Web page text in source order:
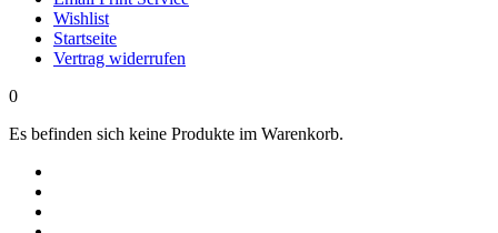
Wishlist
Startseite
Vertrag widerrufen
0
Es befinden sich keine Produkte im Warenkorb.